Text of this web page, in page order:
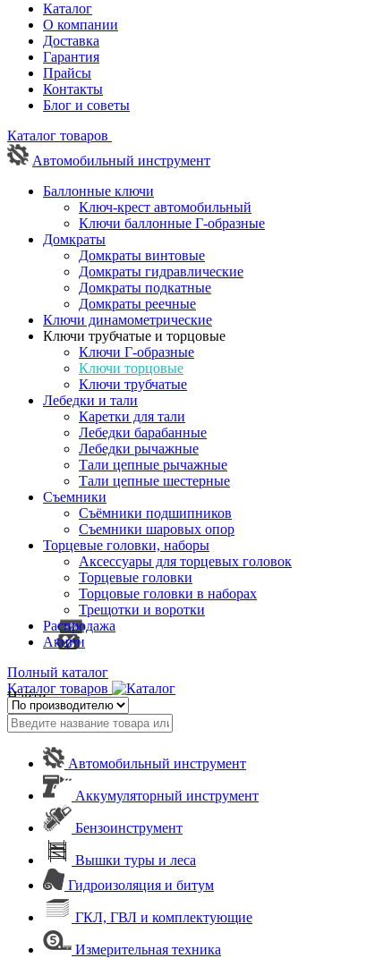
Каталог
О компании
Доставка
Гарантия
Прайсы
Контакты
Блог и советы
Каталог товаров
Автомобильный инструмент
Баллонные ключи
Ключ-крест автомобильный
Ключи баллонные Г-образные
Домкраты
Домкраты винтовые
Домкраты гидравлические
Домкраты подкатные
Домкраты реечные
Ключи динамометрические
Ключи трубчатые и торцовые
Ключи Г-образные
Ключи торцовые
Ключи трубчатые
Лебедки и тали
Каретки для тали
Лебедки барабанные
Лебедки рычажные
Тали цепные рычажные
Тали цепные шестерные
Съемники
Съёмники подшипников
Съемники шаровых опор
Торцевые головки, наборы
Аксессуары для торцевых головок
Торцевые головки
Торцовые головки в наборах
Трещотки и воротки
Распродажа
Акции
Полный каталог
Каталог товаров
Найти
Автомобильный инструмент
Аккумуляторный инструмент
Бензоинструмент
Вышки туры и леса
Гидроизоляция и битум
ГКЛ, ГВЛ и комплектующие
Измерительная техника